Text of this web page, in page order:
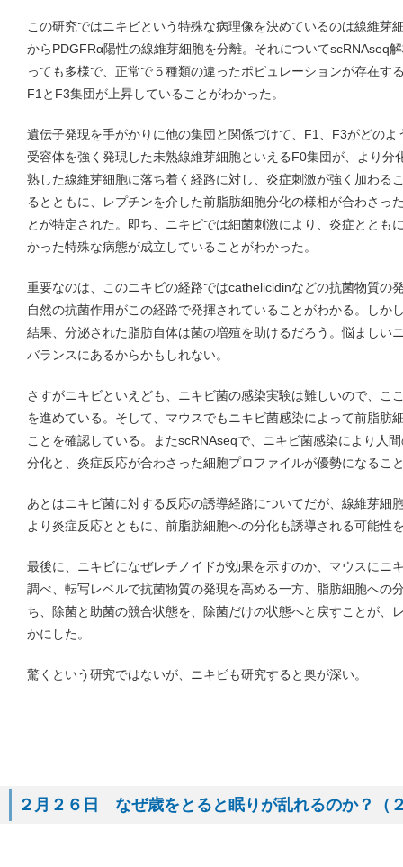
この研究ではニキビという特殊な病理像を決めているのは線維芽
からPDGFRα陽性の線維芽細胞を分離。それについてscRNAseq
っても多様で、正常で５種類の違ったポピュレーションが存在す
F1とF3集団が上昇していることがわかった。
遺伝子発現を手がかりに他の集団と関係づけて、F1、F3がどの
受容体を強く発現した未熟線維芽細胞といえるF0集団が、より分
熟した線維芽細胞に落ち着く経路に対し、炎症刺激が強く加わる
るとともに、レプチンを介した前脂肪細胞分化の様相が合わさっ
とが特定された。即ち、ニキビでは細菌刺激により、炎症ととも
かった特殊な病態が成立していることがわかった。
重要なのは、このニキビの経路ではcathelicidinなどの抗菌物質の
自然の抗菌作用がこの経路で発揮されていることがわかる。しか
結果、分泌された脂肪自体は菌の増殖を助けるだろう。悩ましい
バランスにあるからかもしれない。
さすがニキビといえども、ニキビ菌の感染実験は難しいので、こ
を進めている。そして、マウスでもニキビ菌感染によって前脂肪
ことを確認している。またscRNAseqで、ニキビ菌感染により人
分化と、炎症反応が合わさった細胞プロファイルが優勢になるこ
あとはニキビ菌に対する反応の誘導経路についてだが、線維芽細
より炎症反応とともに、前脂肪細胞への分化も誘導される可能性
最後に、ニキビになぜレチノイドが効果を示すのか、マウスにニ
調べ、転写レベルで抗菌物質の発現を高める一方、脂肪細胞への
ち、除菌と助菌の競合状態を、除菌だけの状態へと戻すことが、
かにした。
驚くという研究ではないが、ニキビも研究すると奥が深い。
２月２６日 なぜ歳をとると眠りが乱れるのか？（